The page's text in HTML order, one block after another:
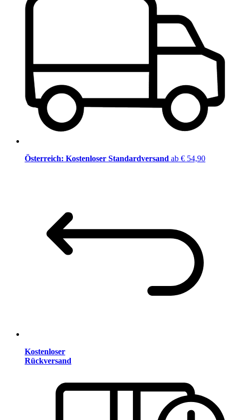
Österreich: Kostenloser Standardversand ab € 54,90
Kostenloser
Rückversand